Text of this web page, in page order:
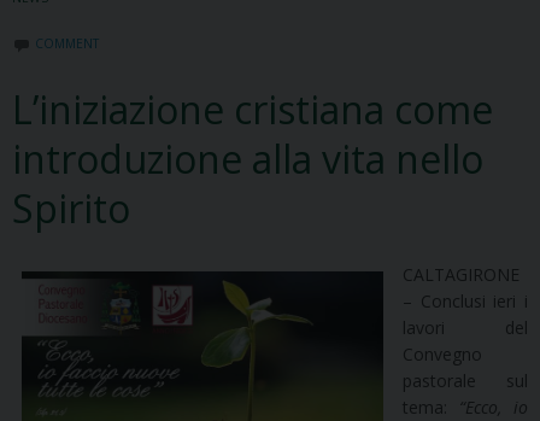
COMMENT
L’iniziazione cristiana come
introduzione alla vita nello
Spirito
CALTAGIRONE
– Conclusi ieri i
lavori del
Convegno
pastorale sul
tema: “Ecco, io